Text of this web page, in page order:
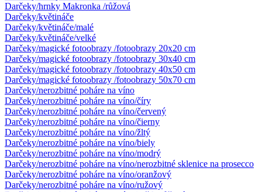
Darčeky/hrnky Makronka /růžová
Darčeky/květináče
Darčeky/květináče/malé
Darčeky/květináče/velké
Darčeky/magické fotoobrazy /fotoobrazy 20x20 cm
Darčeky/magické fotoobrazy /fotoobrazy 30x40 cm
Darčeky/magické fotoobrazy /fotoobrazy 40x50 cm
Darčeky/magické fotoobrazy /fotoobrazy 50x70 cm
Darčeky/nerozbitné poháre na víno
Darčeky/nerozbitné poháre na víno/číry
Darčeky/nerozbitné poháre na víno/červený
Darčeky/nerozbitné poháre na víno/čierny
Darčeky/nerozbitné poháre na víno/žltý
Darčeky/nerozbitné poháre na víno/biely
Darčeky/nerozbitné poháre na víno/modrý
Darčeky/nerozbitné poháre na víno/nerozbitné sklenice na prosecco
Darčeky/nerozbitné poháre na víno/oranžový
Darčeky/nerozbitné poháre na víno/ružový